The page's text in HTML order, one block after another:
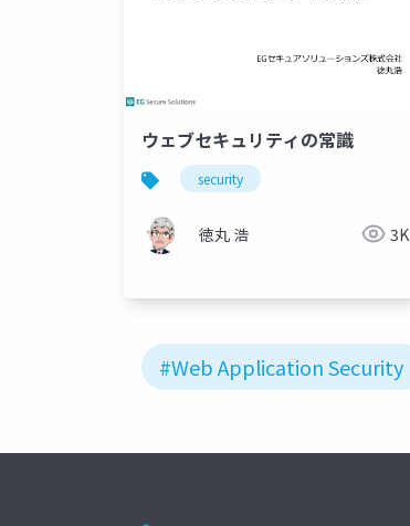
ウェブセキュリティの常識
security
徳丸 浩 3K
#Web Application Security